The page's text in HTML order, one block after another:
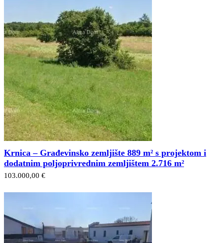
Krnica – Građevinsko zemljište 889 m² s projektom i
dodatnim poljoprivrednim zemljištem 2.716 m²
103.000,00 €